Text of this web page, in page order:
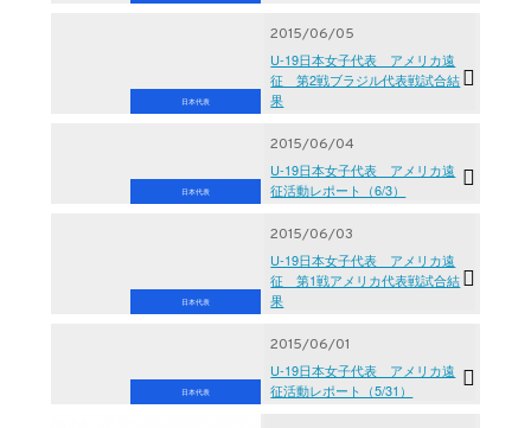
日本代表
2015/06/05
U-19日本女子代表 アメリカ遠
征 第2戦ブラジル代表戦試合結
果
日本代表
2015/06/04
U-19日本女子代表 アメリカ遠
征活動レポート（6/3）
日本代表
2015/06/03
U-19日本女子代表 アメリカ遠
征 第1戦アメリカ代表戦試合結
果
日本代表
2015/06/01
U-19日本女子代表 アメリカ遠
征活動レポート（5/31）